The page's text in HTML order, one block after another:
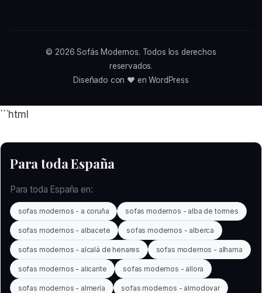
© 2026Sofás Modernos. Todos los derechos
reservados.
Diseñado con ❤️ en WordPress
```html
Para toda España
Para toda España en:
sofas modernos - a coruña sofas modernos - alba de tormes
sofas modernos - albacete sofas modernos - alberca
sofas modernos - alcalá de henares sofas modernos - alhama
sofas modernos - alicante sofas modernos - allora
sofas modernos - almería sofas modernos - almodovar